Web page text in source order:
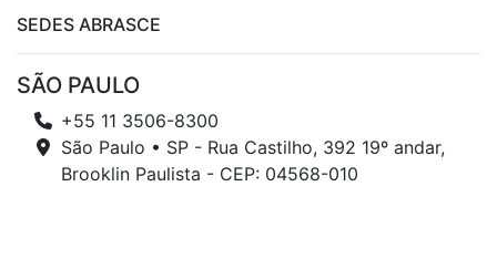
SEDES ABRASCE
SÃO PAULO
+55 11 3506-8300
São Paulo • SP - Rua Castilho, 392 19º andar,
Brooklin Paulista - CEP: 04568-010